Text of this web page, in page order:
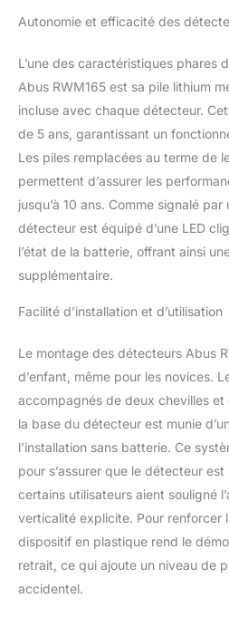
14604
pour
de
Autonomie et efficacité des
L’une des caractéristiques phares
Abus RWM165 est sa pile lithium
incluse avec chaque détecteur.
de 5 ans, garantissant un
Les piles remplacées au terme de
permettent d’assurer les
jusqu’à 10 ans. Comme signalé
détecteur est équipé d’une LED
l’état de la batterie, offrant ainsi
supplémentaire.
Facilité d’installation et d’utilisation
Le montage des détecteurs Abus
d’enfant, même pour les novices.
accompagnés de deux chevilles
la base du détecteur est munie
l’installation sans batterie. Ce
pour s’assurer que le détecteur
certains utilisateurs aient souligné
verticalité explicite. Pour renforcer
dispositif en plastique rend le
retrait, ce qui ajoute un niveau de
accidentel.